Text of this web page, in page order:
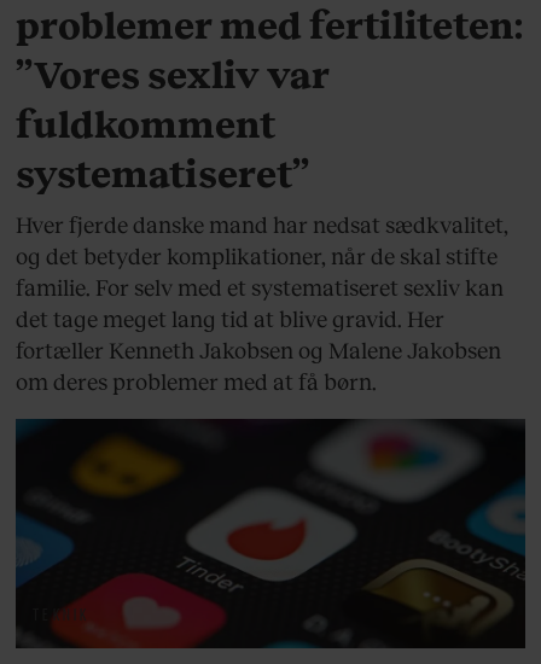
problemer med fertiliteten:
”Vores sexliv var
fuldkomment
systematiseret”
Hver fjerde danske mand har nedsat sædkvalitet,
og det betyder komplikationer, når de skal stifte
familie. For selv med et systematiseret sexliv kan
det tage meget lang tid at blive gravid. Her
fortæller Kenneth Jakobsen og Malene Jakobsen
om deres problemer med at få børn.
TEKNIK